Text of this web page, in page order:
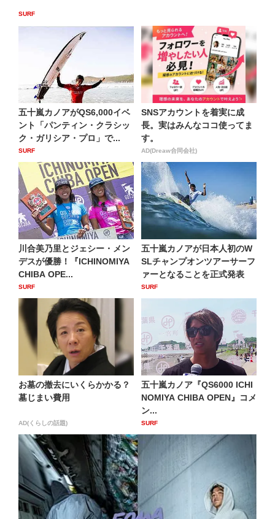
SURF
五十嵐カノアがQS6,000イベ
ント「パンティン・クラシッ
ク・ガリシア・プロ」で...
SURF
SNSアカウントを着実に成
長。実はみんなココ使ってま
す。
AD(Dreaw合同会社)
川合美乃里とジェシー・メン
デスが優勝！『ICHINOMIYA
CHIBA OPE...
SURF
五十嵐カノアが日本人初のW
SLチャンプオンツアーサーフ
ァーとなることを正式発表
SURF
お墓の撤去にいくらかかる？
墓じまい費用
AD(くらしの話題)
五十嵐カノア『QS6000 ICHI
NOMIYA CHIBA OPEN』コメ
ン...
SURF